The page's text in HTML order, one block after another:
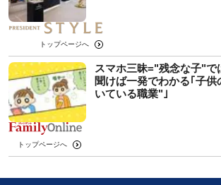
トップページへ
スマホ三昧="残念な子"
聞けば一発でわかる｢子
いている職業"｣
トップページへ